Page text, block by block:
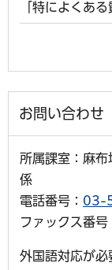
「特によくあ
お問い合わせ
所属課室：麻布
係
電話番号： 03-
ファックス番
外国語対応が必